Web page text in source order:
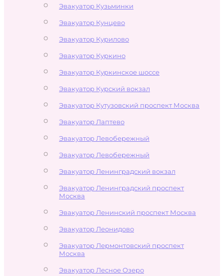
Эвакуатор Кузьминки
Эвакуатор Кунцево
Эвакуатор Курилово
Эвакуатор Куркино
Эвакуатор Куркинское шоссе
Эвакуатор Курский вокзал
Эвакуатор Кутузовский проспект Москва
Эвакуатор Лаптево
Эвакуатор Левобережный
Эвакуатор Левобережный
Эвакуатор Ленинградский вокзал
Эвакуатор Ленинградский проспект
Москва
Эвакуатор Ленинский проспект Москва
Эвакуатор Леонидово
Эвакуатор Лермонтовский проспект
Москва
Эвакуатор Лесное Озеро